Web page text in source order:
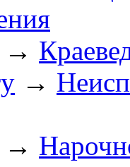
→
→
→